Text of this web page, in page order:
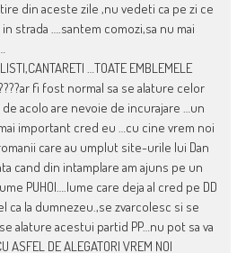
din aceste zile ,nu vedeti ca pe zi ce
strada ….santem comozi,sa nu mai
…TOATE EMBLEMELE
fi fost normal sa se alature celor
acolo are nevoie de incurajare …un
important cred eu …cu cine vrem noi
care au umplut site-urile lui Dan
cand din intamplare am ajuns pe un
PUHOI….lume care deja al cred pe DD
ca la dumnezeu.,se zvarcolesc si se
alature acestui partid PP…nu pot sa va
DE ALEGATORI VREM NOI